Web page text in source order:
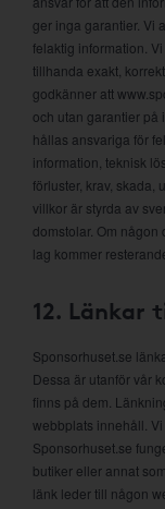
ger inga garantier. Vi
felaktig information.
tillhanda exakt,
godkänner att
och utan garantier på
hållas ansvariga för
information, teknisk
förluster, krav, skada,
villkor är styrda av
domstolar. Om
lag kommer
12. Länkar
Sponsorhuset.se
Dessa är utanför vår
finns på dem.
webbplats innehåll.
Sponsorhuset.se
butiker eller annat
länk leder till någon